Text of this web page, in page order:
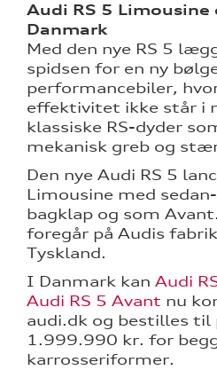
Audi RS 5 Limousine
Danmark
Med den nye RS 5
spidsen for en ny
performancebiler,
effektivitet ikke står i
klassiske RS-dyder
mekanisk greb og
Den nye Audi RS 5
Limousine med
bagklap og som
foregår på Audis
Tyskland.
I Danmark kan Audi
Audi RS 5 Avant nu
audi.dk og bestilles til
1.999.990 kr. for
karrosseriformer.